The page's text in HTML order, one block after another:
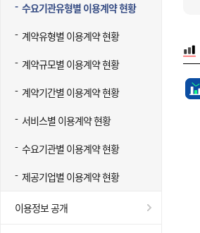
수요기관유형별 이용계약 현황
계약유형별 이용계약 현황
계약규모별 이용계약 현황
계약기간별 이용계약 현황
서비스별 이용계약 현황
수요기관별 이용계약 현황
제공기업별 이용계약 현황
이용정보 공개